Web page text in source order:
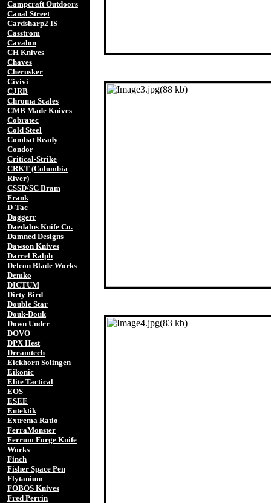
Campcraft Outdoors
Canal Street
Cardsharp2 IS
Casstrom
Cavalon
CH Knives
Chaves
Cherusker
Civivi
CJRB
Chroma Scales
CMB Made Knives
Cobratec
Cold Steel
Combat Ready
Condor
Critical-Strike
CRKT (Columbia
River)
CSSD/SC Bram
Frank
D-Tac
Daggerr
Daedalus Knife Co.
Damned Designs
Dawson Knives
Darrel Ralph
Defcon Blade Works
Demko
DICTUM
Dirty Bird
Double Star
Douk-Douk
Down Under
DOVO
DPX Hest
Dreamtech
Eickhorn Solingen
Eikonic
Elite Tactical
EOS
ESEE
Eutektik
Extrema Ratio
FerraMonster
Ferrum Forge Knife
Works
Finch
Fisher Space Pen
Flytanium
FOBOS Knives
Fred Perrin